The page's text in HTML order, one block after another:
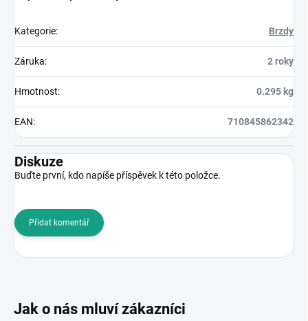
Kategorie: Brzdy
Záruka: 2 roky
Hmotnost: 0.295 kg
EAN: 710845862342
Diskuze
Buďte první, kdo napíše příspěvek k této položce.
Přidat komentář